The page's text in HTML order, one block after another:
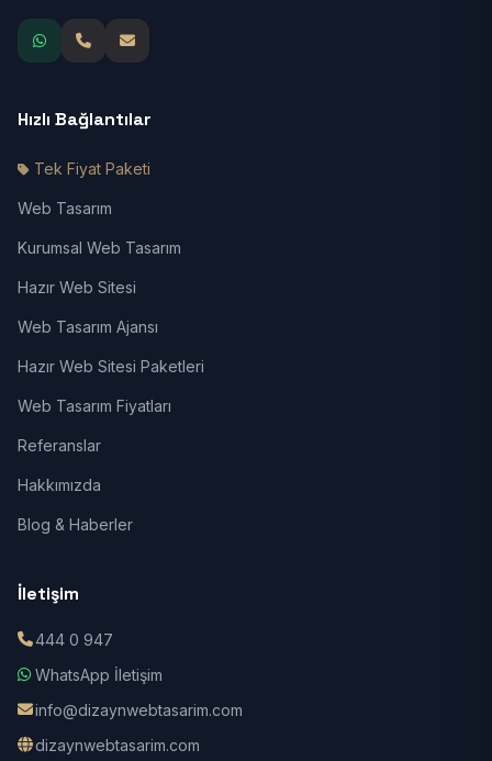
Hızlı Bağlantılar
Tek Fiyat Paketi
Web Tasarım
Kurumsal Web Tasarım
Hazır Web Sitesi
Web Tasarım Ajansı
Hazır Web Sitesi Paketleri
Web Tasarım Fiyatları
Referanslar
Hakkımızda
Blog & Haberler
İletişim
444 0 947
WhatsApp İletişim
info@dizaynwebtasarim.com
dizaynwebtasarim.com